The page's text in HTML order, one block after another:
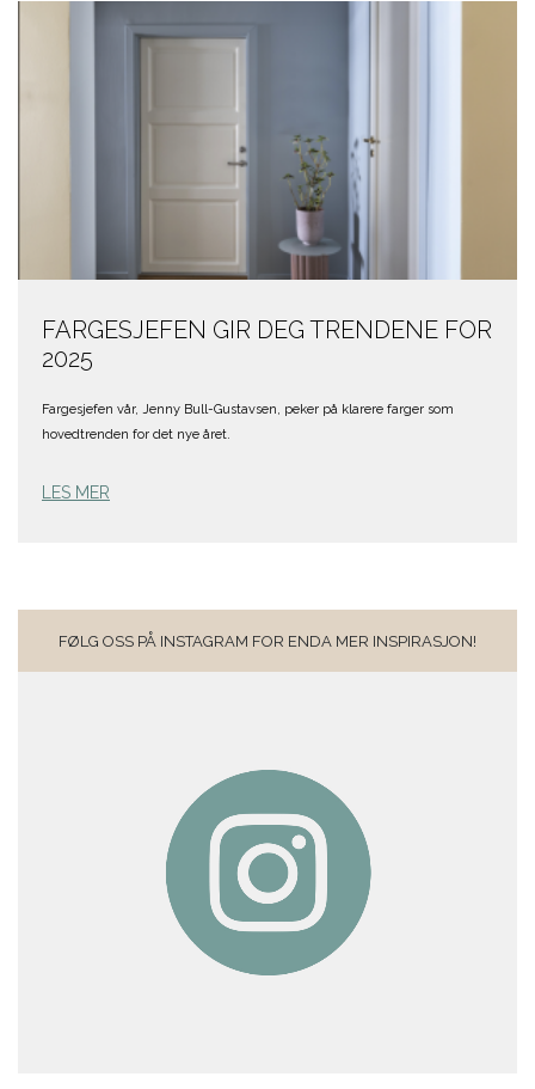
FARGESJEFEN GIR DEG TRENDENE FOR
2025
Fargesjefen vår, Jenny Bull-Gustavsen, peker på klarere farger som
hovedtrenden for det nye året.
LES MER
FØLG OSS PÅ INSTAGRAM FOR ENDA MER INSPIRASJON!